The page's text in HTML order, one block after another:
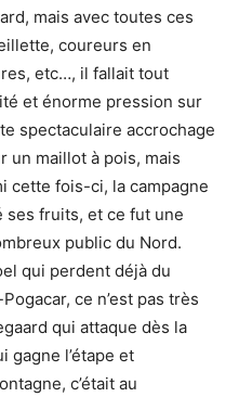
mais avec toutes ces
coureurs en
etc…, il fallait tout
et énorme pression sur
spectaculaire accrochage
un maillot à pois, mais
cette fois-ci, la campagne
fruits, et ce fut une
public du Nord.
qui perdent déjà du
ce n’est pas très
qui attaque dès la
gagne l’étape et
c’était au